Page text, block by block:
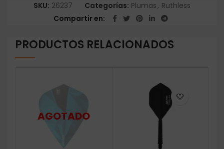
SKU: 26237 Categorías: Plumas, Ruthless
Compartir en
PRODUCTOS RELACIONADOS